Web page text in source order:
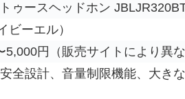
ゥースヘッドホン
ビーエル）
5,000円（販売サイトにより異な
全設計、音量制限機能、大き